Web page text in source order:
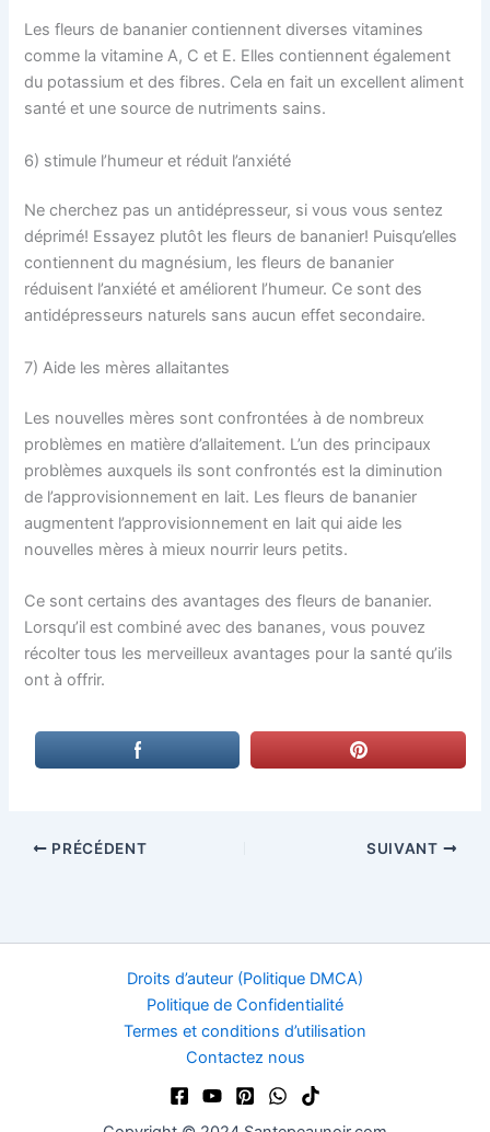
Les fleurs de bananier contiennent diverses vitamines
comme la vitamine A, C et E. Elles contiennent également
du potassium et des fibres. Cela en fait un excellent aliment
santé et une source de nutriments sains.
6) stimule l’humeur et réduit l’anxiété
Ne cherchez pas un antidépresseur, si vous vous sentez
déprimé! Essayez plutôt les fleurs de bananier! Puisqu’elles
contiennent du magnésium, les fleurs de bananier
réduisent l’anxiété et améliorent l’humeur. Ce sont des
antidépresseurs naturels sans aucun effet secondaire.
7) Aide les mères allaitantes
Les nouvelles mères sont confrontées à de nombreux
problèmes en matière d’allaitement. L’un des principaux
problèmes auxquels ils sont confrontés est la diminution
de l’approvisionnement en lait. Les fleurs de bananier
augmentent l’approvisionnement en lait qui aide les
nouvelles mères à mieux nourrir leurs petits.
Ce sont certains des avantages des fleurs de bananier.
Lorsqu’il est combiné avec des bananes, vous pouvez
récolter tous les merveilleux avantages pour la santé qu’ils
ont à offrir.
PRÉCÉDENT SUIVANT
Droits d’auteur (Politique DMCA)
Politique de Confidentialité
Termes et conditions d’utilisation
Contactez nous